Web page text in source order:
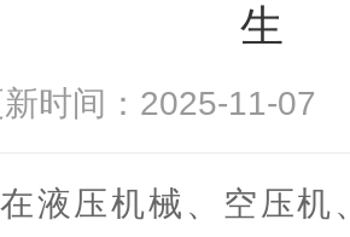
生
新时间：2025-11-
压机械、空压机